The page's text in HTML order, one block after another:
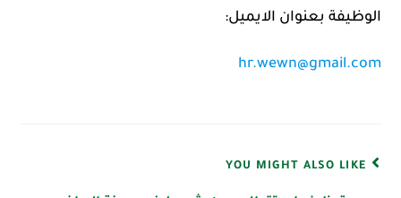
الوظيفة بعنوان الايميل:
hr.wewn@gmail.com
YOU MIGHT ALSO LIKE